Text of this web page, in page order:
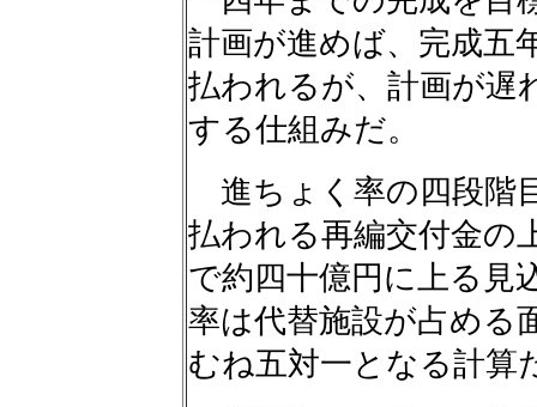
計画が進めば、完成五
払われるが、計画が遅
する仕組みだ。
進ちょく率の四段階
払われる再編交付金の
で約四十億円に上る見
率は代替施設が占める
むね五対一となる計算